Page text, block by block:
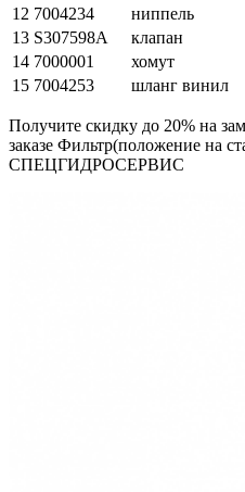
12 7004234 ниппель
13 S307598A клапан
14 7000001 хомут
15 7004253 шланг винил
Получите скидку до 20% на
заказе Фильтр(положение на
СПЕЦГИДРОСЕРВИС